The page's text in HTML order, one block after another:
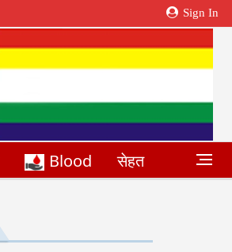
Sign In
Blood
सेहत